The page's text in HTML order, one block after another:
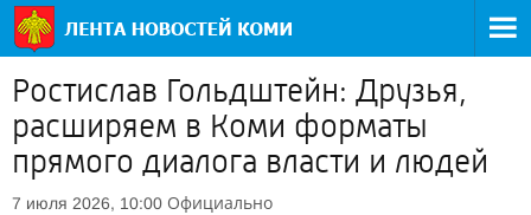
Ростислав Гольдштейн: Друзья,
раcширяем в Коми форматы
прямого диалога власти и людей
7 июля 2026, 10:00 Официально